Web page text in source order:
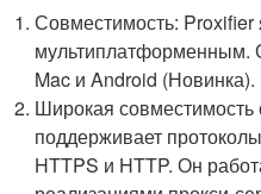
Совместимость: Proxifier
мультиплатформенным.
Mac и Android (Новинка).
Широкая
поддерживает
HTTPS и HTTP. Он